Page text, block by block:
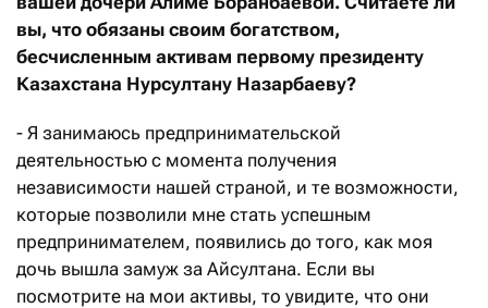
вы, что обязаны своим богатством,
бесчисленным активам первому президенту
Казахстана Нурсултану Назарбаеву?
- Я занимаюсь предпринимательской
деятельностью с момента получения
независимости нашей страной, и те возможности,
которые позволили мне стать успешным
предпринимателем, появились до того, как моя
дочь вышла замуж за Айсултана. Если вы
посмотрите на мои активы, то увидите, что они